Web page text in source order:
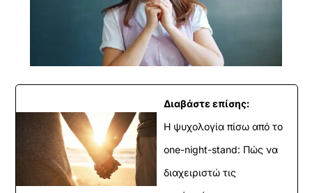
Διαβάστε επίσης:
Η ψυχολογία πίσω από το
one-night-stand: Πώς να
διαχειριστώ τις